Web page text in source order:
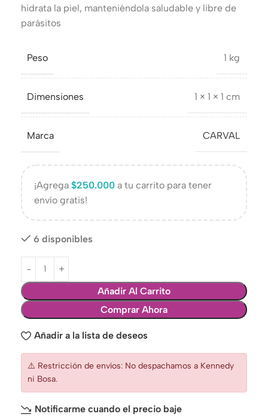
hidrata la piel, manteniéndola saludable y libre de
parásitos
Peso 1 kg
Dimensiones 1 × 1 × 1 cm
Marca CARVAL
¡Agrega $250.000 a tu carrito para tener
envío gratis!
6 disponibles
Añadir Al Carrito
Comprar Ahora
Añadir a la lista de deseos
⚠️ Restricción de envíos: No despachamos a Kennedy
ni Bosa.
Notificarme cuando el precio baje